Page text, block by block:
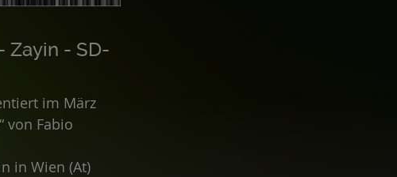
Zayin - SD-
im März
von Fabio
in Wien (At)